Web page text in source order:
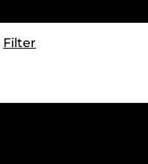
Filter